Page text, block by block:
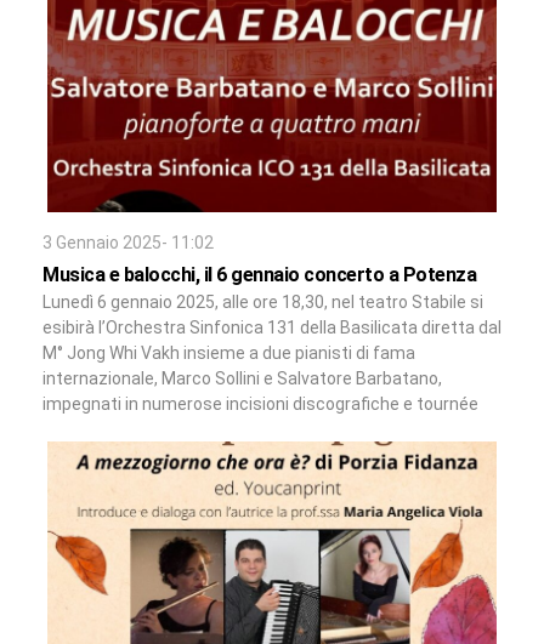
3 Gennaio 2025- 11:02
Musica e balocchi, il 6 gennaio concerto a Potenza
Lunedì 6 gennaio 2025, alle ore 18,30, nel teatro Stabile si
esibirà l’Orchestra Sinfonica 131 della Basilicata diretta dal
M° Jong Whi Vakh insieme a due pianisti di fama
internazionale, Marco Sollini e Salvatore Barbatano,
impegnati in numerose incisioni discografiche e tournée